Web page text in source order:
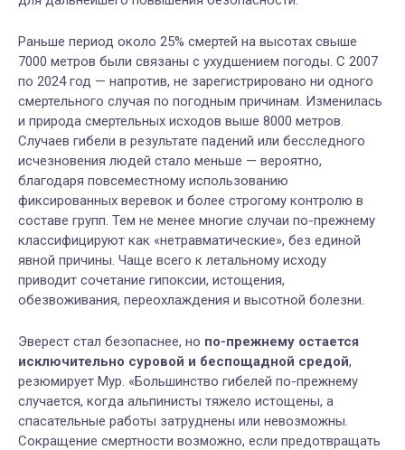
Раньше период около 25% смертей на высотах свыше
7000 метров были связаны с ухудшением погоды. С 2007
по 2024 год — напротив, не зарегистрировано ни одного
смертельного случая по погодным причинам. Изменилась
и природа смертельных исходов выше 8000 метров.
Случаев гибели в результате падений или бесследного
исчезновения людей стало меньше — вероятно,
благодаря повсеместному использованию
фиксированных веревок и более строгому контролю в
составе групп. Тем не менее многие случаи по-прежнему
классифицируют как «нетравматические», без единой
явной причины. Чаще всего к летальному исходу
приводит сочетание гипоксии, истощения,
обезвоживания, переохлаждения и высотной болезни.
Эверест стал безопаснее, но по-прежнему остается
исключительно суровой и беспощадной средой,
резюмирует Мур. «Большинство гибелей по-прежнему
случается, когда альпинисты тяжело истощены, а
спасательные работы затруднены или невозможны.
Сокращение смертности возможно, если предотвращать